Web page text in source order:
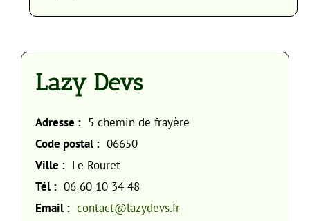
Lazy Devs
Adresse : 5 chemin de frayère
Code postal : 06650
Ville : Le Rouret
Tél : 06 60 10 34 48
Email : contact@lazydevs.fr